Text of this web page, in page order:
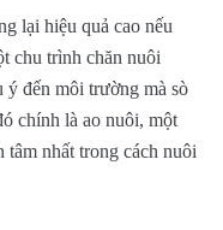
lại hiệu quả cao nếu
chu trình chăn nuôi
ý đến môi trường mà sò
chính là ao nuôi, một
nhất trong cách nuôi